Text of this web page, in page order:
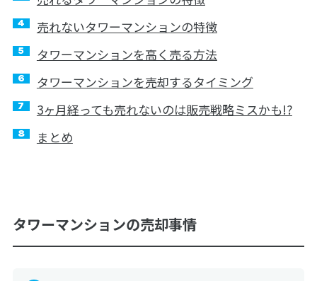
売れないタワーマンションの特徴
タワーマンションを高く売る方法
タワーマンションを売却するタイミング
3ヶ月経っても売れないのは販売戦略ミスかも!?
まとめ
タワーマンションの売却事情